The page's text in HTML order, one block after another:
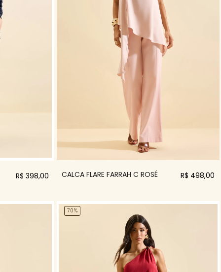
R$ 398,00 CALCA FLARE FARRAH C ROSÉ R$ 498,00
70%